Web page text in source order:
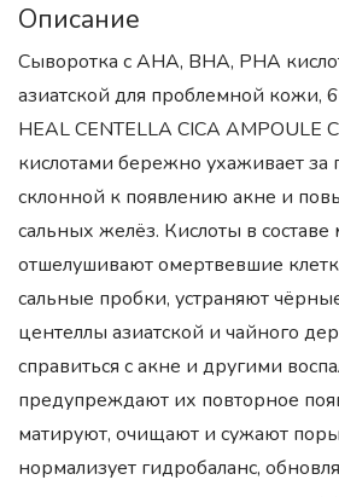
Описание
Сыворотка с AHA, BHA, PHA
азиатской для проблемной кожи,
HEAL CENTELLA CICA AMPOULE
кислотами бережно ухаживает
склонной к появлению акне и
сальных желёз. Кислоты в составе
отшелушивают омертвевшие
сальные пробки, устраняют
центеллы азиатской и чайного
справиться с акне и другими
предупреждают их повторное
матируют, очищают и сужают
нормализует гидробаланс,